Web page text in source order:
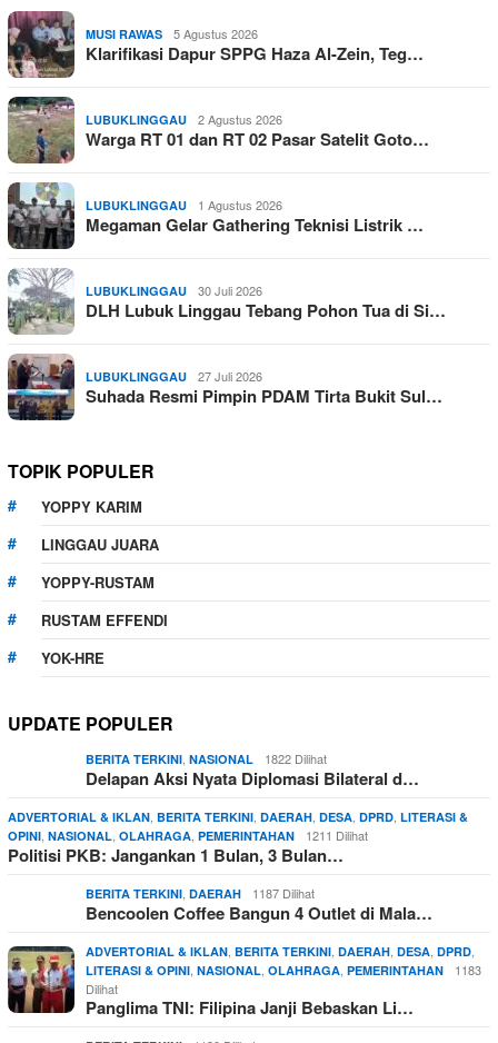
MUSI RAWAS 5 Agustus 2026
Klarifikasi Dapur SPPG Haza Al-Zein, Teg…
LUBUKLINGGAU 2 Agustus 2026
Warga RT 01 dan RT 02 Pasar Satelit Goto…
LUBUKLINGGAU 1 Agustus 2026
Megaman Gelar Gathering Teknisi Listrik …
LUBUKLINGGAU 30 Juli 2026
DLH Lubuk Linggau Tebang Pohon Tua di Si…
LUBUKLINGGAU 27 Juli 2026
Suhada Resmi Pimpin PDAM Tirta Bukit Sul…
TOPIK POPULER
YOPPY KARIM
LINGGAU JUARA
YOPPY-RUSTAM
RUSTAM EFFENDI
YOK-HRE
UPDATE POPULER
BERITA TERKINI, NASIONAL 1822 Dilihat
Delapan Aksi Nyata Diplomasi Bilateral d…
ADVERTORIAL & IKLAN, BERITA TERKINI, DAERAH, DESA, DPRD, LITERASI &
OPINI, NASIONAL, OLAHRAGA, PEMERINTAHAN 1211 Dilihat
Politisi PKB: Jangankan 1 Bulan, 3 Bulan…
BERITA TERKINI, DAERAH 1187 Dilihat
Bencoolen Coffee Bangun 4 Outlet di Mala…
ADVERTORIAL & IKLAN, BERITA TERKINI, DAERAH, DESA, DPRD,
LITERASI & OPINI, NASIONAL, OLAHRAGA, PEMERINTAHAN
1183
Dilihat
Panglima TNI: Filipina Janji Bebaskan Li…